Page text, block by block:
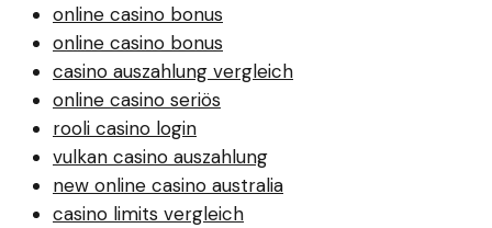
online casino bonus
online casino bonus
casino auszahlung vergleich
online casino seriös
rooli casino login
vulkan casino auszahlung
new online casino australia
casino limits vergleich